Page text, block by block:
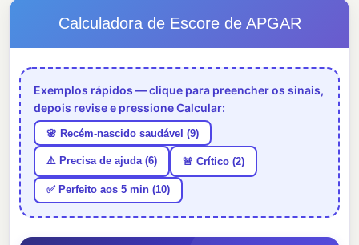
Calculadora de Escore de APGAR
Exemplos rápidos — clique para preencher os sinais,
depois revise e pressione Calcular:
🌸 Recém-nascido saudável (9)
⚠️ Precisa de ajuda (6) 🚨 Crítico (2)
✅ Perfeito aos 5 min (10)